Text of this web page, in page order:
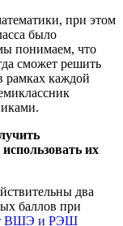
при этом
было
понимаем, что
сможет решить
рамках каждой
их
два
баллов при
ВШЭ и РЭШ